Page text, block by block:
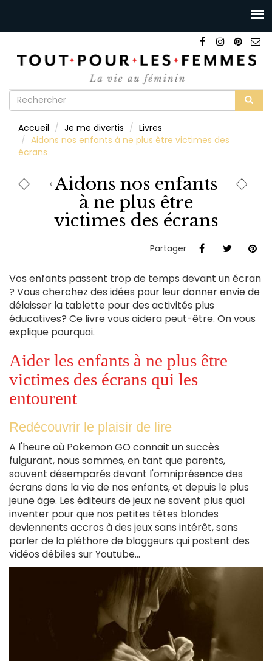
Formulaire
recherche
Accueil Je me divertis
Livres
Aidons nos enfants à ne plus être victimes des
écrans
Aidons nos enfants
à ne plus être
victimes des écrans
Partager
Vos enfants passent trop de temps devant un écran
? Vous cherchez des idées pour leur donner envie de
délaisser la tablette pour des activités plus
éducatives? Ce livre vous aidera peut-être. On vous
explique pourquoi.
Aider les enfants à ne plus être
victimes des écrans qui les
entourent
Redécouvrir le plaisir de lire
A l'heure où Pokemon GO connait un succès
fulgurant, nous sommes, en tant que parents,
souvent désemparés devant l'omniprésence des
écrans dans la vie de nos enfants, et depuis le plus
jeune âge. Les éditeurs de jeux ne savent plus quoi
inventer pour que nos petites têtes blondes
deviennents accros à des jeux sans intérêt, sans
parler de la pléthore de bloggeurs qui postent des
vidéos débiles sur Youtube...